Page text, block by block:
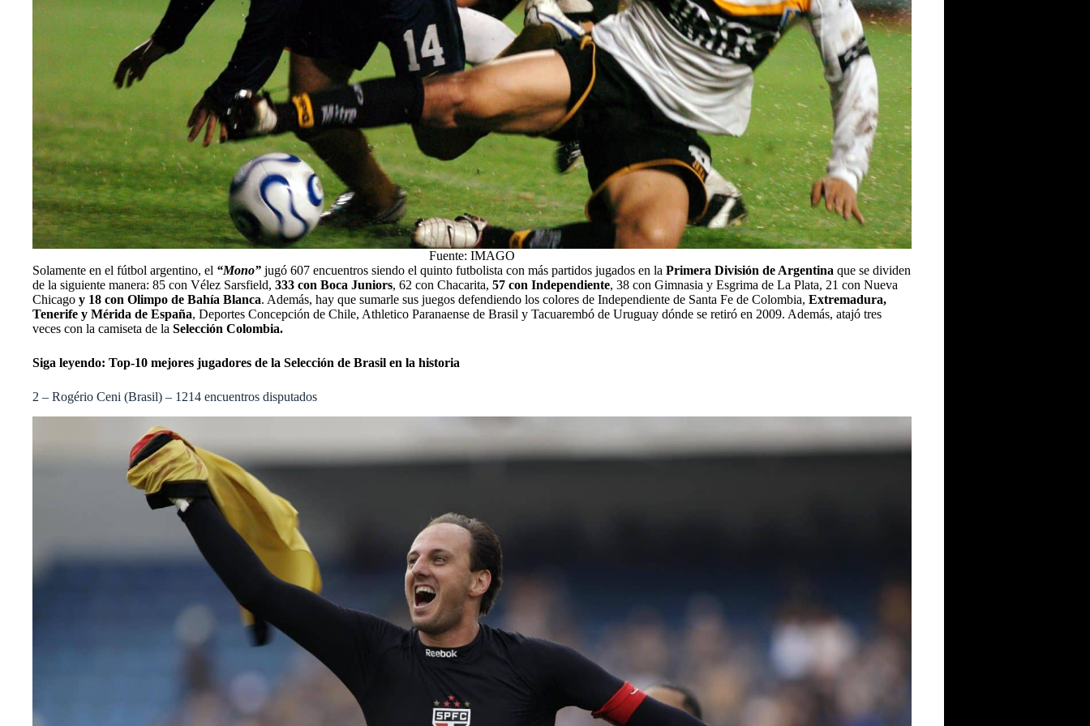
Fuente: IMAGO
Solamente en el fútbol argentino, el “Mono” jugó 607 encuentros siendo el quinto futbolista con más partidos jugados en la Primera División de Argentina que se dividen
de la siguiente manera: 85 con Vélez Sarsfield, 333 con Boca Juniors, 62 con Chacarita, 57 con Independiente, 38 con Gimnasia y Esgrima de La Plata, 21 con Nueva
Chicago y 18 con Olimpo de Bahía Blanca. Además, hay que sumarle sus juegos defendiendo los colores de Independiente de Santa Fe de Colombia, Extremadura,
Tenerife y Mérida de España, Deportes Concepción de Chile, Athletico Paranaense de Brasil y Tacuarembó de Uruguay dónde se retiró en 2009. Además, atajó tres
veces con la camiseta de la Selección Colombia.
Siga leyendo: Top-10 mejores jugadores de la Selección de Brasil en la historia
2 – Rogério Ceni (Brasil) – 1214 encuentros disputados